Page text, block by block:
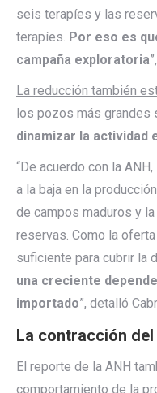
seis terapíes y las
terapíes. Por eso es
campaña exploratoria
La reducción también
los pozos más grandes
dinamizar la actividad
“De acuerdo con la
a la baja en la
de campos maduros y
reservas. Como la
suficiente para cubrir la
una creciente
importado”, detalló
La contracción
El reporte de la ANH
comportamiento de la